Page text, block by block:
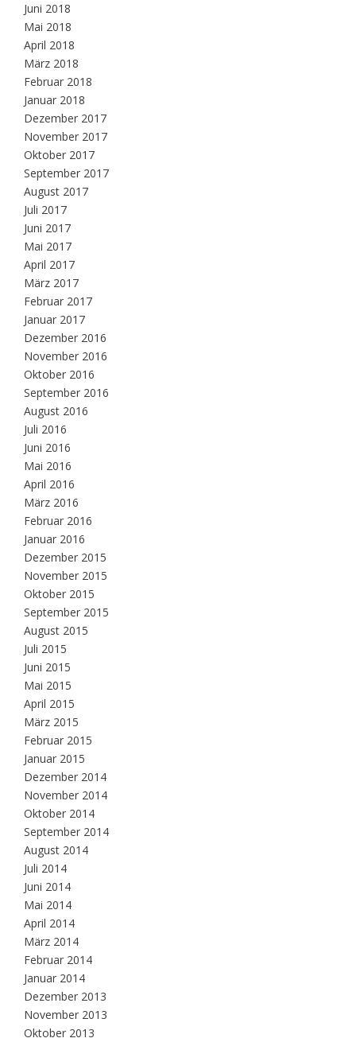
Juni 2018
Mai 2018
April 2018
März 2018
Februar 2018
Januar 2018
Dezember 2017
November 2017
Oktober 2017
September 2017
August 2017
Juli 2017
Juni 2017
Mai 2017
April 2017
März 2017
Februar 2017
Januar 2017
Dezember 2016
November 2016
Oktober 2016
September 2016
August 2016
Juli 2016
Juni 2016
Mai 2016
April 2016
März 2016
Februar 2016
Januar 2016
Dezember 2015
November 2015
Oktober 2015
September 2015
August 2015
Juli 2015
Juni 2015
Mai 2015
April 2015
März 2015
Februar 2015
Januar 2015
Dezember 2014
November 2014
Oktober 2014
September 2014
August 2014
Juli 2014
Juni 2014
Mai 2014
April 2014
März 2014
Februar 2014
Januar 2014
Dezember 2013
November 2013
Oktober 2013